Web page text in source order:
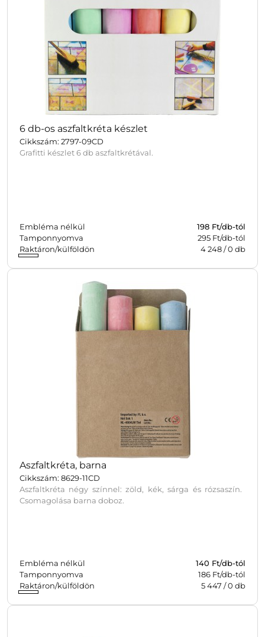
6 db-os aszfaltkréta készlet
Cikkszám: 2797-09CD
Grafitti készlet 6 db aszfaltkrétával.
Embléma nélkül 198 Ft/db-tól
Tamponnyomva
295 Ft/db-tól
Raktáron/külföldön
4 248/0 db
Aszfaltkréta, barna
Cikkszám: 8629-11CD
Aszfaltkréta négy színnel: zöld, kék, sárga és rózsaszín.
Csomagolása barna doboz.
Embléma nélkül 140 Ft/db-tól
Tamponnyomva
186 Ft/db-tól
Raktáron/külföldön
5 447 /0 db